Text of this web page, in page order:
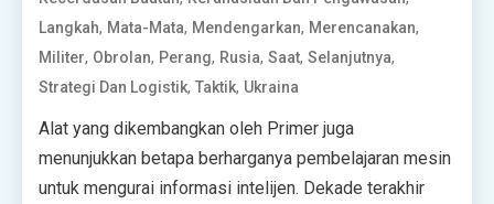
Langkah, Mata-Mata, Mendengarkan, Merencanakan,
Militer, Obrolan, Perang, Rusia,Saat,Selanjutnya,
Strategi Dan Logistik,Taktik, Ukraina
Alat yang dikembangkan oleh Primer juga
menunjukkan betapa berharganya pembelajaran mesin
untuk mengurai informasi intelijen. Dekade terakhir